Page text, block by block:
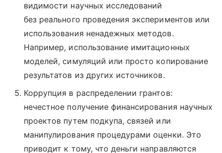
видимости научных исследований
без реального проведения экспериментов или
использования ненадежных методов.
Например, использование имитационных
моделей, симуляций или просто копирование
результатов из других источников.
Коррупция в распределении грантов:
нечестное получение финансирования научных
проектов путем подкупа, связей или
манипулирования процедурами оценки. Это
приводит к тому, что деньги направляются